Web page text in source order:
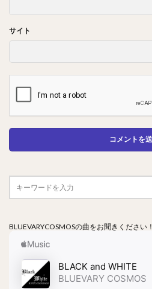
サイト
BLUEVARYCOSMOSの曲をお聞きください！